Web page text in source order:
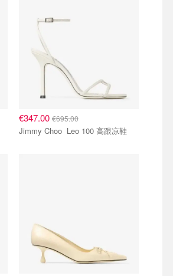
€347.00 €695.00
Jimmy Choo Leo 100 高跟凉鞋